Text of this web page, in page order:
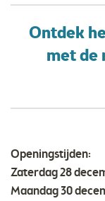
Ontdek
met de
Openingstijden:
Zaterdag 28
Maandag 30